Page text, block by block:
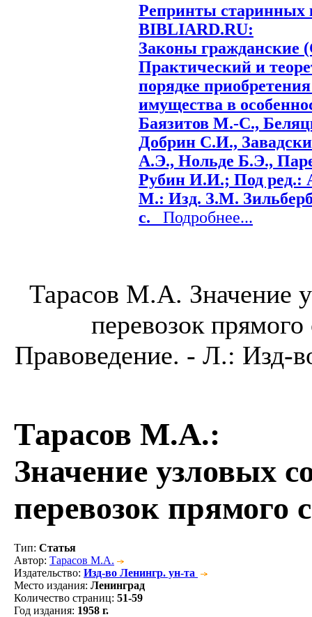
Репринты старинных
BIBLIARD.RU:
Законы гражданские
Практический и
порядке
имущества в
Баязитов М.-С.,
Добрин С.И.,
А.Э., Нольде Б.Э.,
Рубин И.И.; Под ред.:
М.: Изд. З.М.
с. Подробнее...
Тарасов М.А. Значение
перевозок
Правоведение. - Л.: Изд-
Тарасов М.А.:
Значение узловых
перевозок прямого
Тип: Статья
Автор: Тарасов М.А.
Издательство: Изд-во Ленингр. ун-та
Место издания: Ленинград
Количество страниц: 51-59
Год издания: 1958 г.